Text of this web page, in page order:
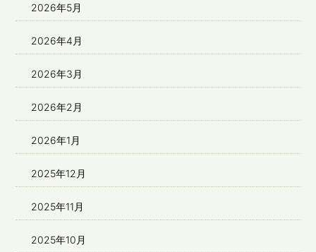
2026年5月
2026年4月
2026年3月
2026年2月
2026年1月
2025年12月
2025年11月
2025年10月